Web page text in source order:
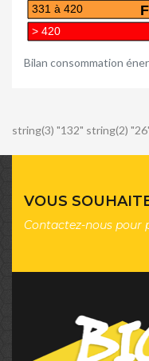
F
331 à 420
> 420
Bilan consommation
string(3) "132" string(2)
VOUS
Contactez-nous pour